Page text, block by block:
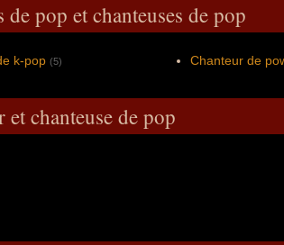
pop et chanteuses de pop
k-pop (5) Chanteur de
chanteuse de pop